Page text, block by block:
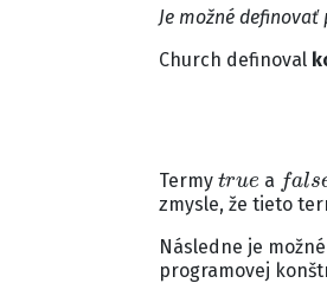
Je možné
Church definoval
Termy
t
a
fa ls
zmysle, že tieto
Následne je
programovej